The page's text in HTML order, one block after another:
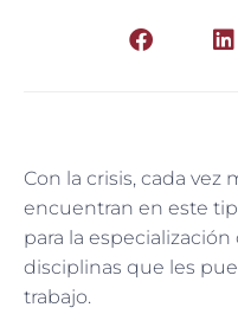
Con la crisis, cada vez
encuentran en este
para la
disciplinas que les
trabajo.